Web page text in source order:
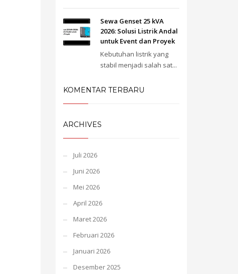
Sewa Genset 25 kVA
2026: Solusi Listrik Andal
untuk Event dan Proyek
Kebutuhan listrik yang
stabil menjadi salah sat...
KOMENTAR TERBARU
ARCHIVES
Juli 2026
Juni 2026
Mei 2026
April 2026
Maret 2026
Februari 2026
Januari 2026
Desember 2025